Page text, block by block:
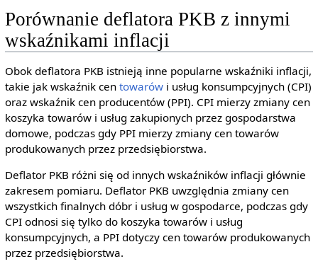
Porównanie deflatora PKB z innymi
wskaźnikami inflacji
Obok deflatora PKB istnieją inne popularne wskaźniki inflacji,
takie jak wskaźnik cen towarówi usług konsumpcyjnych (CPI)
oraz wskaźnik cen producentów (PPI). CPI mierzy zmiany cen
koszyka towarów i usług zakupionych przez gospodarstwa
domowe, podczas gdy PPI mierzy zmiany cen towarów
produkowanych przez przedsiębiorstwa.
Deflator PKB różni się od innych wskaźników inflacji głównie
zakresem pomiaru. Deflator PKB uwzględnia zmiany cen
wszystkich finalnych dóbr i usług w gospodarce, podczas gdy
CPI odnosi się tylko do koszyka towarów i usług
konsumpcyjnych, a PPI dotyczy cen towarów produkowanych
przez przedsiębiorstwa.